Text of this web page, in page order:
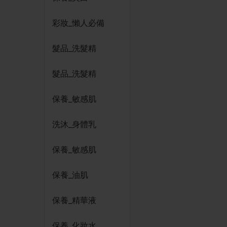
彩妝_懶人必備
髮品_洗髮精
髮品_洗髮精
保養_敏感肌
洗沐_身體乳
保養_敏感肌
保養_油肌
保養_精華液